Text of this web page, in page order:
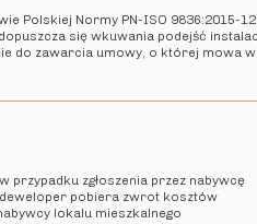
Polskiej Normy PN-ISO 9836:2015-
się wkuwania podejść
do zawarcia umowy, o której mowa w
przypadku zgłoszenia przez nabywcę
pobiera zwrot kosztów
lokalu mieszkalnego